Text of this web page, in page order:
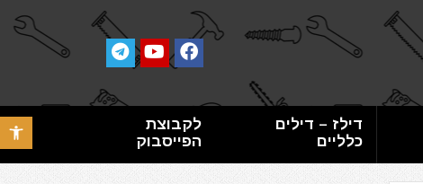
פתח
דילז – דילים
כלליים
לקבוצת
הפייסבוק